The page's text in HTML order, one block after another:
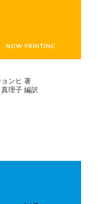
ンヒ 著
理子 編訳